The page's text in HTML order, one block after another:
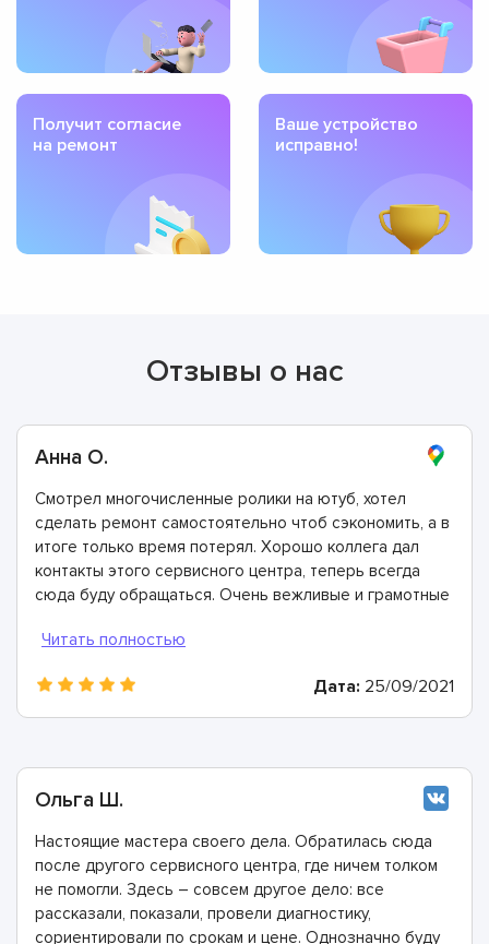
Получит согласие
на ремонт
Ваше устройство
исправно!
Отзывы о нас
Анна О.
Смотрел многочисленные ролики на ютуб, хотел
сделать ремонт самостоятельно чтоб сэкономить, а в
итоге только время потерял. Хорошо коллега дал
контакты этого сервисного центра, теперь всегда
сюда буду обращаться. Очень вежливые и грамотные
гарантию.
Дата: 25/09/2021
Ольга Ш.
Настоящие мастера своего дела. Обратилась сюда
после другого сервисного центра, где ничем толком
не помогли. Здесь – совсем другое дело: все
рассказали, показали, провели диагностику,
сориентировали по срокам и цене. Однозначно буду